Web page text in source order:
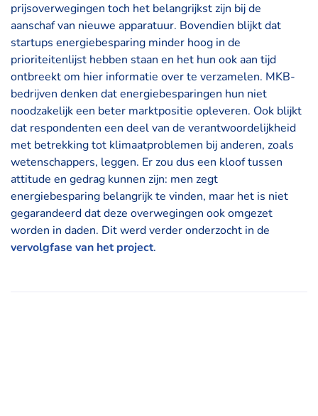
prijsoverwegingen toch het belangrijkst zijn bij de
aanschaf van nieuwe apparatuur. Bovendien blijkt dat
startups energiebesparing minder hoog in de
prioriteitenlijst hebben staan en het hun ook aan tijd
ontbreekt om hier informatie over te verzamelen. MKB-
bedrijven denken dat energiebesparingen hun niet
noodzakelijk een beter marktpositie opleveren. Ook blijkt
dat respondenten een deel van de verantwoordelijkheid
met betrekking tot klimaatproblemen bij anderen, zoals
wetenschappers, leggen. Er zou dus een kloof tussen
attitude en gedrag kunnen zijn: men zegt
energiebesparing belangrijk te vinden, maar het is niet
gegarandeerd dat deze overwegingen ook omgezet
worden in daden. Dit werd verder onderzocht in de
vervolgfase van het project.